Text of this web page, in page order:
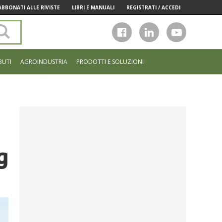
ALLE RIVISTE LIBRI E MANUALI REGISTRATI / ACCEDI
sito
AGROINDUSTRIA PRODOTTI E SOLUZIONI